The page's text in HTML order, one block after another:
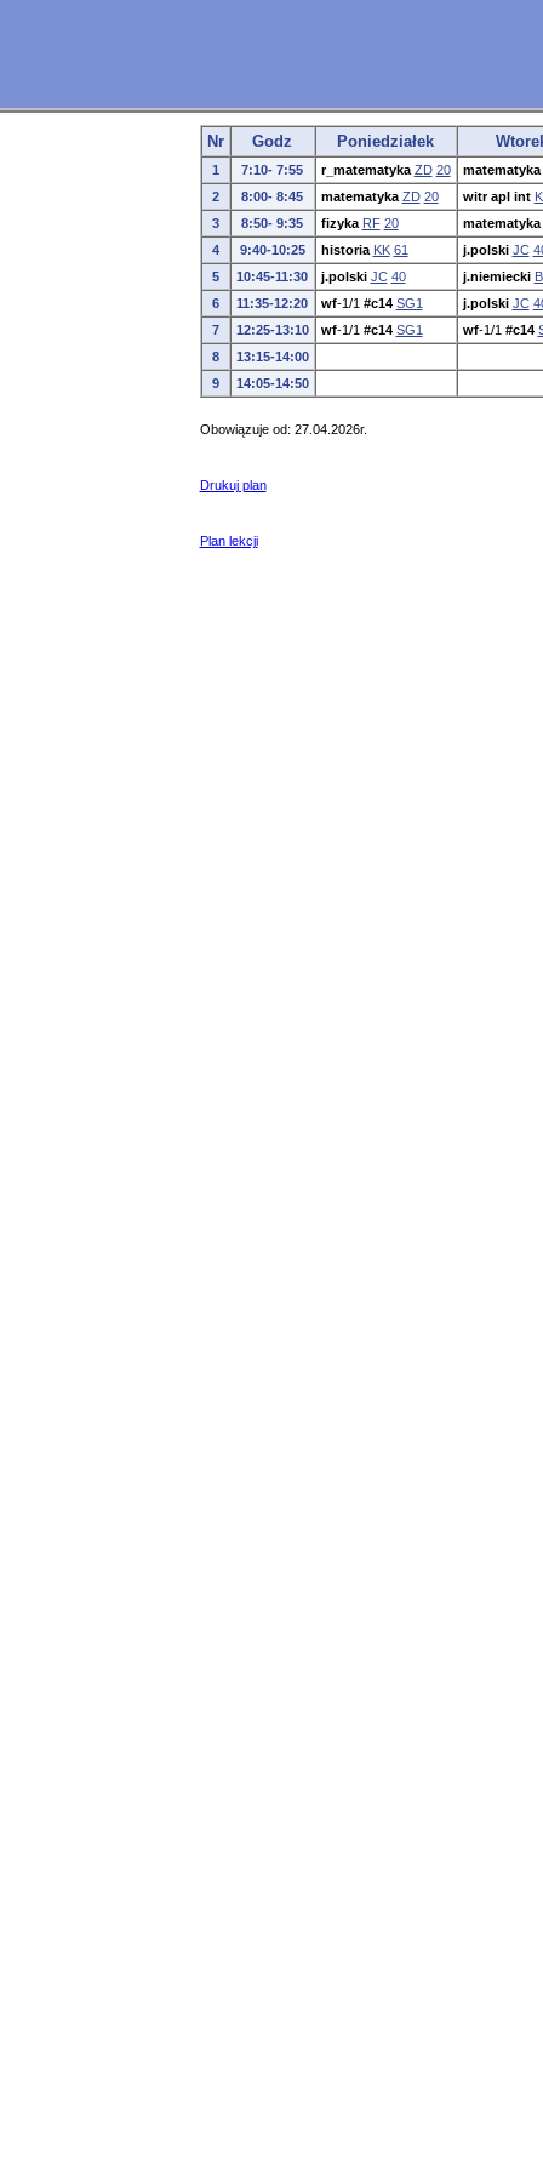
Nr Godz Poniedziałek
1 7:10- 7:55 r_matematyka ZD 20
matematyka
2
8:00- 8:45 matematyka ZD 20 witr apl int
3
8:50- 9:35 fizyka RF 20
matematyka
4
9:40-10:25 historia KK 61 j.polski JC
5
10:45-11:30 j.polski JC 40 j.niemiecki
6
11:35-12:20 wf-1/1 #c14 SG1 j.polski JC
7
12:25-13:10 wf-1/1 #c14 SG1 wf-1/1 #c14
8
13:15-14:00
9
14:05-14:50
Obowiązuje od: 27.04.2026r.
Drukuj plan
Plan lekcji